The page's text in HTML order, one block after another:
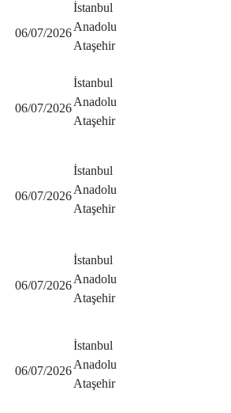
06/07/2026
İstanbul
Anadolu
Ataşehir
06/07/2026
İstanbul
Anadolu
Ataşehir
06/07/2026
İstanbul
Anadolu
Ataşehir
06/07/2026
İstanbul
Anadolu
Ataşehir
06/07/2026
İstanbul
Anadolu
Ataşehir